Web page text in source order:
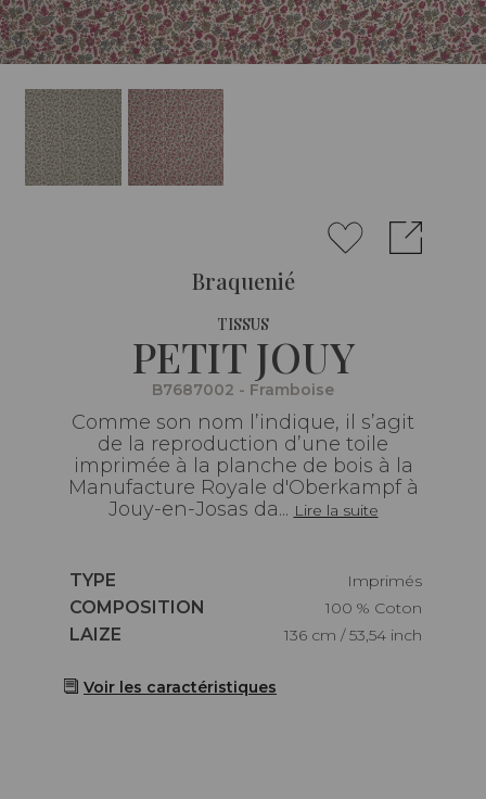
Braquenié
TISSUS
PETIT JOUY
B7687002 - Framboise
Comme son nom l’indique, il s’agit
de la reproduction d’une toile
imprimée à la planche de bois à la
Manufacture Royale d'Oberkampf à
Jouy-en-Josas da... Lire la suite
Caractéristiques
TYPE
Imprimés
Caractéristiques
COMPOSITION
100 % Coton
Caractéristiques
LAIZE 136 cm / 53,54 inch
Voir les caractéristiques